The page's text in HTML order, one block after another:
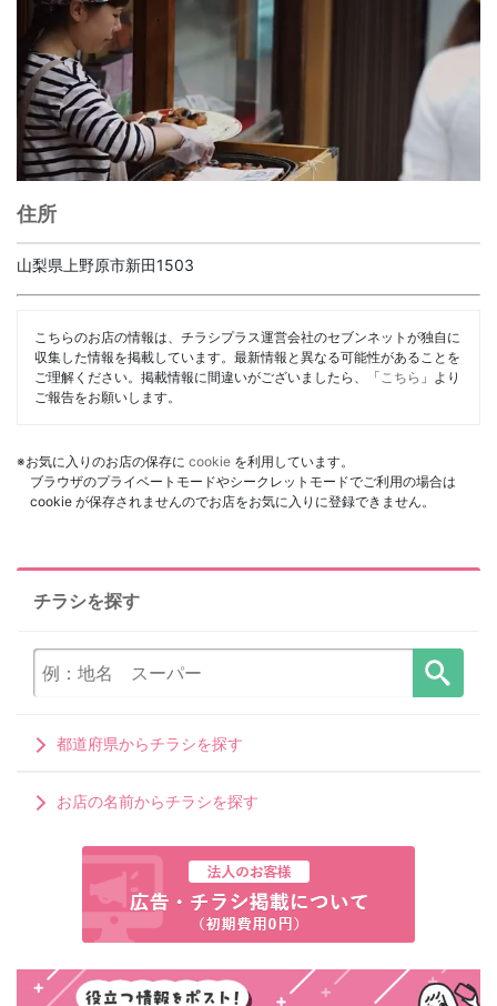
住所
山梨県上野原市新田1503
こちらのお店の情報は、チラシプラス運営会社のセブンネットが独自に
収集した情報を掲載しています。最新情報と異なる可能性があることを
ご理解ください。掲載情報に間違いがございましたら、「 こちら 」より
ご報告をお願いします。
※お気に入りのお店の保存に cookie を利用しています。
ブラウザのプライベートモードやシークレットモードでご利用の場合は
cookie が保存されませんのでお店をお気に入りに登録できません。
チラシを探す
都道府県からチラシを探す
お店の名前からチラシを探す